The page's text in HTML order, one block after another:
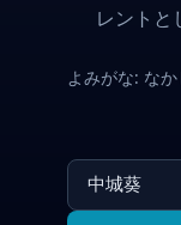
レントと
よみがな: な